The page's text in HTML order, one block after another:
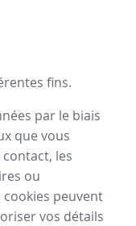
fins.
par le biais
que vous
les
ou
peuvent
vos détails